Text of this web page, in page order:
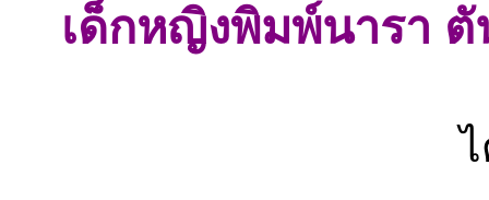
เด็กหญิงพิมพ์นารา